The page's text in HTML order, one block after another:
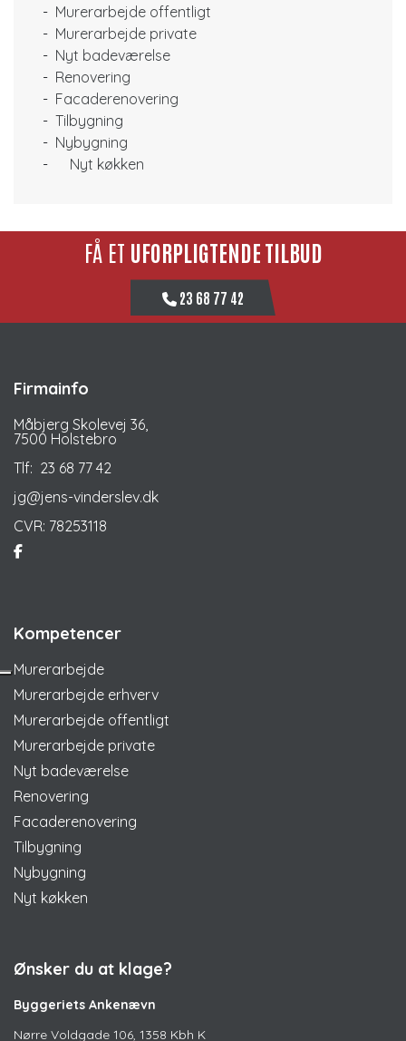
Murerarbejde offentligt
Murerarbejde private
Nyt badeværelse
Renovering
Facaderenovering
Tilbygning
Nybygning
Nyt køkken
FÅ ET UFORPLIGTENDE TILBUD
23 68 77 42
Firmainfo
Måbjerg Skolevej 36,
7500 Holstebro
Tlf: 23 68 77 42
jg@jens-vinderslev.dk
CVR: 78253118
Kompetencer
Murerarbejde
Murerarbejde erhverv
Murerarbejde offentligt
Murerarbejde private
Nyt badeværelse
Renovering
Facaderenovering
Tilbygning
Nybygning
Nyt køkken
Ønsker du at klage?
Byggeriets Ankenævn
Nørre Voldgade 106, 1358 Kbh K